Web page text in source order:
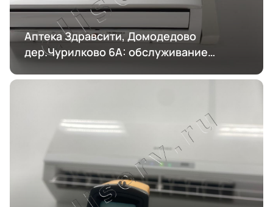
Аптека Здравсити, Домодедово
дер.Чурилково 6А: обслуживание